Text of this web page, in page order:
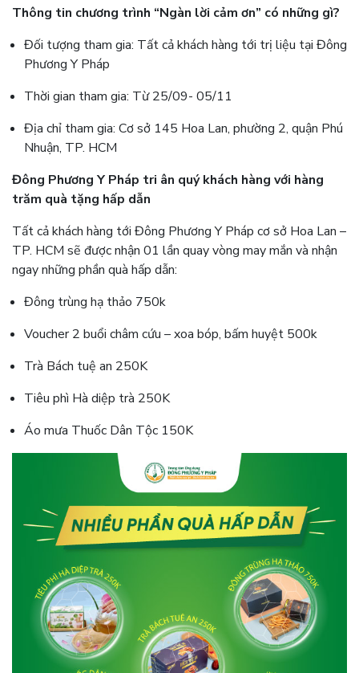
Thông tin chương trình “Ngàn lời cảm ơn” có những gì?
Đối tượng tham gia: Tất cả khách hàng tới trị liệu tại Đông
Phương Y Pháp
Thời gian tham gia: Từ 25/09- 05/11
Địa chỉ tham gia: Cơ sở 145 Hoa Lan, phường 2, quận Phú
Nhuận, TP. HCM
Đông Phương Y Pháp tri ân quý khách hàng với hàng
trăm quà tặng hấp dẫn
Tất cả khách hàng tới Đông Phương Y Pháp cơ sở Hoa Lan –
TP. HCM sẽ được nhận 01 lần quay vòng may mắn và nhận
ngay những phần quà hấp dẫn:
Đông trùng hạ thảo 750k
Voucher 2 buổi châm cứu – xoa bóp, bấm huyệt 500k
Trà Bách tuệ an 250K
Tiêu phì Hà diệp trà 250K
Áo mưa Thuốc Dân Tộc 150K